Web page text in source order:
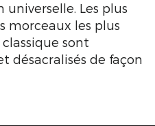
universelle. Les plus
morceaux les plus
sont
désacralisés de façon